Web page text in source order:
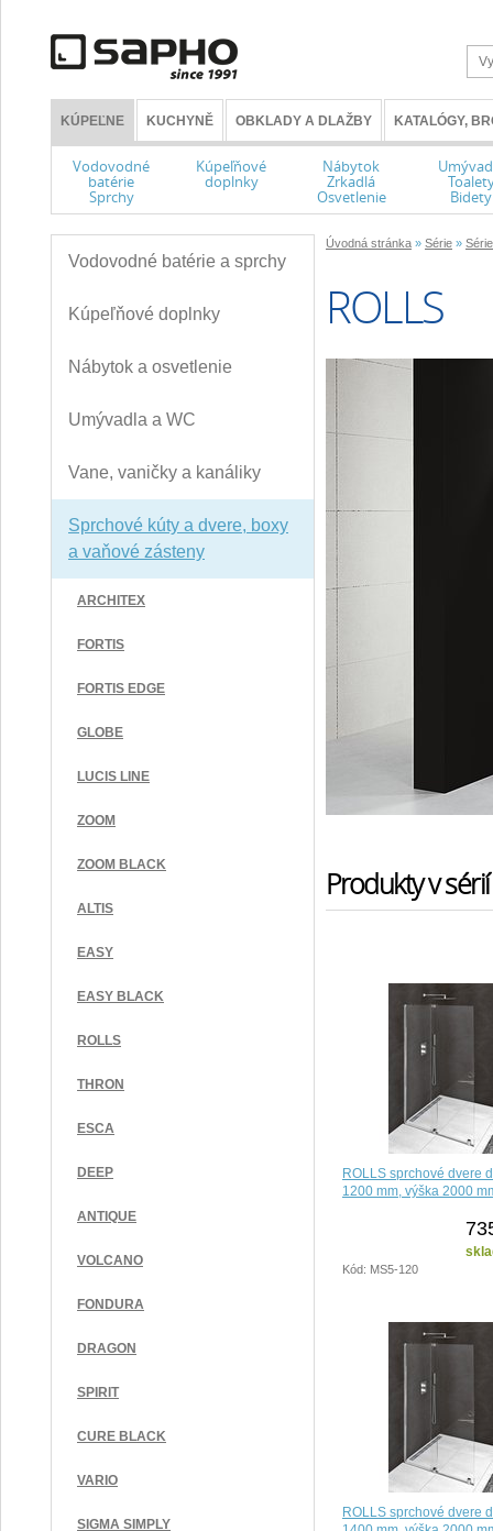
KÚPEĽNE KUCHYNĚ OBKLADY A DLAŽBY KATALÓGY,
Vodovodné
batérie
Sprchy
Kúpeľňové
doplnky
Nábytok
Zrkadlá
Osvetlenie Bidety
Vodovodné batérie a sprchy
Kúpeľňové doplnky
Nábytok a osvetlenie
Umývadla a WC
Vane, vaničky a kanáliky
Sprchové kúty a dvere, boxy
a vaňové zásteny
ARCHITEX
FORTIS
FORTIS EDGE
GLOBE
LUCIS LINE
ZOOM
ZOOM BLACK
ALTIS
EASY
EASY BLACK
ROLLS
THRON
ESCA
DEEP
ANTIQUE
VOLCANO
FONDURA
DRAGON
SPIRIT
CURE BLACK
VARIO
SIGMA SIMPLY
Úvodná stránka » Série »
ROLLS
Produkty v sérií
ROLLS sprchové dvere
1200 mm, výška 2000
Kód: MS5-120
ROLLS sprchové dvere